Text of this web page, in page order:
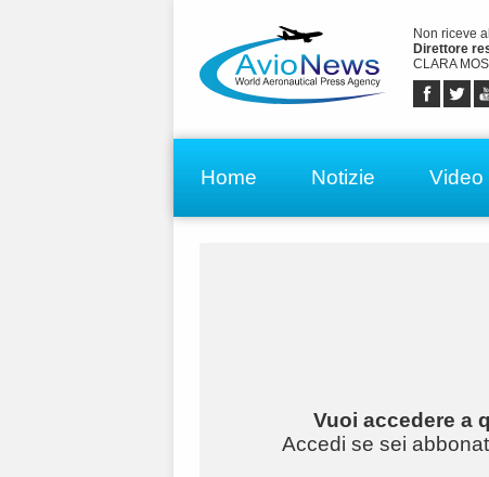
Non riceve
Direttore
CLARA
Home Notizie Video
Vuoi accedere a
Accedi se sei